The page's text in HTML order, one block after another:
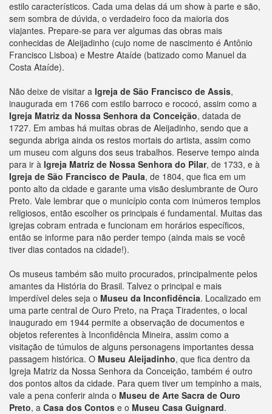
estilo característicos. Cada uma delas dá um show à parte e são,
sem sombra de dúvida, o verdadeiro foco da maioria dos
viajantes. Prepare-se para ver algumas das obras mais
conhecidas de Aleijadinho (cujo nome de nascimento é Antônio
Francisco Lisboa) e Mestre Ataíde (batizado como Manuel da
Costa Ataíde).
Não deixe de visitar a Igreja de São Francisco de Assis,
inaugurada em 1766 com estilo barroco e rococó, assim como a
Igreja Matriz da Nossa Senhora da Conceição, datada de
1727. Em ambas há muitas obras de Aleijadinho, sendo que a
segunda abriga ainda os restos mortais do artista, assim como
um museu com alguns dos seus trabalhos. Reserve tempo ainda
para ir à Igreja Matriz de Nossa Senhora do Pilar, de 1733, e à
Igreja de São Francisco de Paula, de 1804, que fica em um
ponto alto da cidade e garante uma visão deslumbrante de Ouro
Preto. Vale lembrar que o município conta com inúmeros templos
religiosos, então escolher os principais é fundamental. Muitas das
igrejas cobram entrada e funcionam em horários específicos,
então se informe para não perder tempo (ainda mais se você
tiver dias contados na cidade!).
Os museus também são muito procurados, principalmente pelos
amantes da História do Brasil. Talvez o principal e mais
imperdível deles seja o Museu da Inconfidência. Localizado em
uma parte central de Ouro Preto, na Praça Tiradentes, o local
inaugurado em 1944 permite a observação de documentos e
objetos referentes à Inconfidência Mineira, assim como a
visitação de túmulos de alguns personagens importantes dessa
passagem histórica. O Museu Aleijadinho, que fica dentro da
Igreja Matriz da Nossa Senhora da Conceição, também é outro
dos pontos altos da cidade. Para quem tiver um tempinho a mais,
vale a pena conferir ainda o Museu de Arte Sacra de Ouro
Preto, a Casa dos Contos e o Museu Casa Guignard.